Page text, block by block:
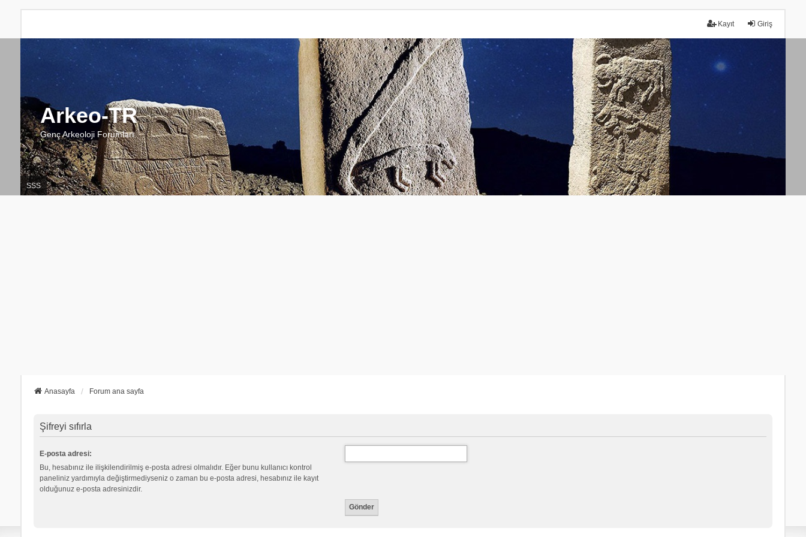
Giriş
Kayıt
Arkeo-TR
Genç Arkeoloji Forumları
SSS
Anasayfa Forum ana sayfa
Şifreyi sıfırla
E-posta adresi:
Bu, hesabınız ile ilişkilendirilmiş e-posta adresi olmalıdır. Eğer bunu kullanıcı kontrol
paneliniz yardımıyla değiştirmediyseniz o zaman bu e-posta adresi, hesabınız ile kayıt
olduğunuz e-posta adresinizdir.